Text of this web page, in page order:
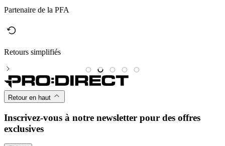
Retours simplifiés
Retour en haut
Inscrivez-vous à notre newsletter pour des offres
EMAIL